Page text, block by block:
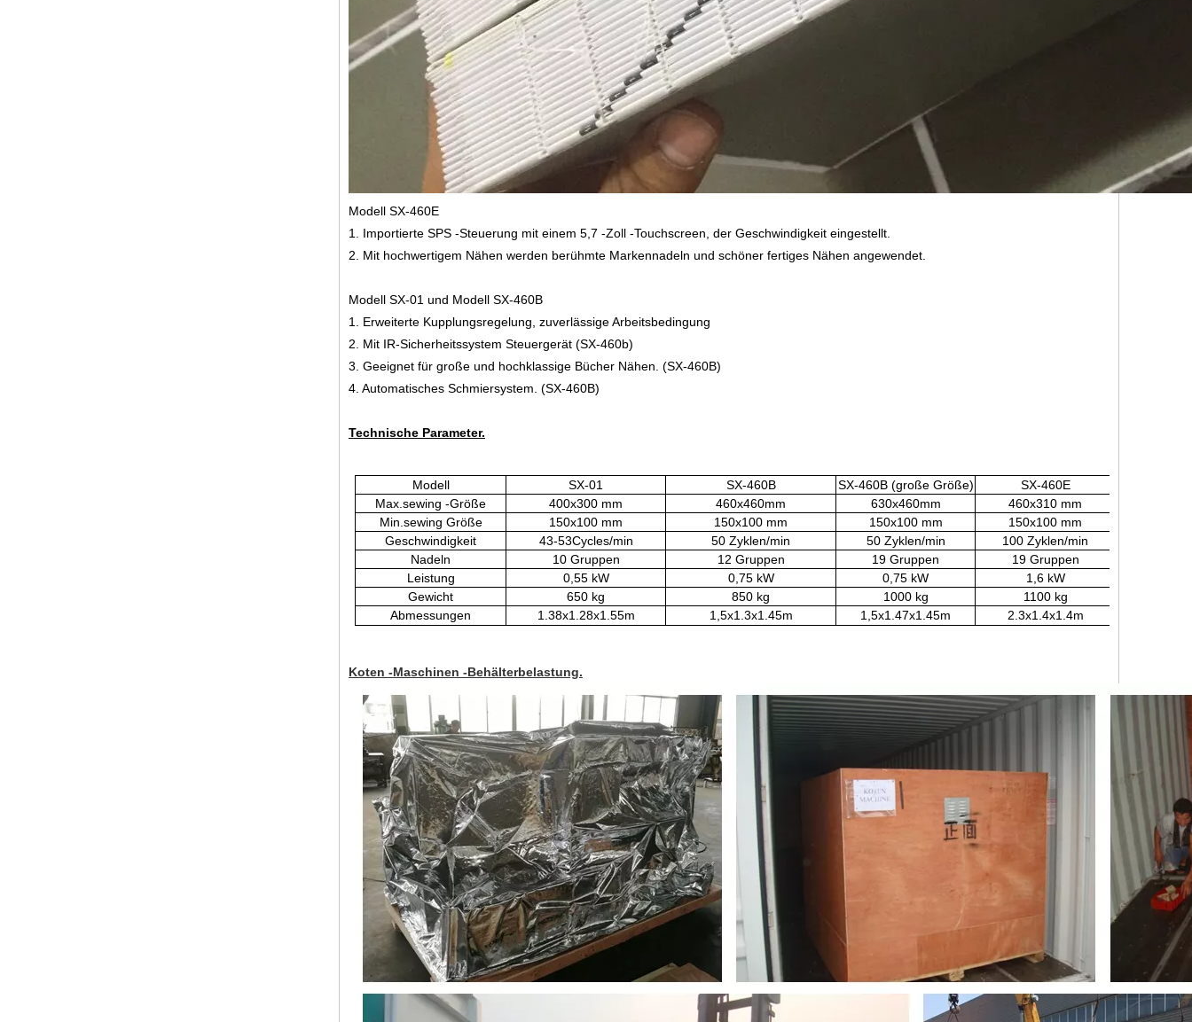
Modell SX-460E
1. Importierte SPS -Steuerung mit einem 5,7 -Zoll -Touchscreen, der Geschwindigkeit eingestellt.
2. Mit hochwertigem Nähen werden berühmte Markennadeln und schöner fertiges Nähen angewendet.
Modell SX-01 und Modell SX-460B
1. Erweiterte Kupplungsregelung, zuverlässige Arbeitsbedingung
2. Mit IR-Sicherheitssystem Steuergerät (SX-460b)
3. Geeignet für große und hochklassige Bücher Nähen. (SX-460B)
4. Automatisches Schmiersystem. (SX-460B)
Technische Parameter.
Modell SX-01 SX-460B SX-460B (große Größe)
SX-460E
Max.sewing -Größe
400x300 mm 460x460mm 630x460mm
460x310 mm
Min.sewing Größe
150x100 mm 150x100 mm 150x100 mm
150x100 mm
Geschwindigkeit
43-53Cycles/min 50 Zyklen/min 50 Zyklen/min
100 Zyklen/min
Nadeln
10 Gruppen 12 Gruppen 19 Gruppen
19 Gruppen
Leistung
0,55 kW 0,75 kW 0,75 kW
1,6 kW
Gewicht
650 kg 850 kg 1000 kg
1100 kg
Abmessungen
1.38x1.28x1.55m 1,5x1.3x1.45m 1,5x1.47x1.45m 2.3x1.4x1.4m
Koten -Maschinen -Behälterbelastung.